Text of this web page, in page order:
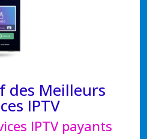
des Meilleurs
IPTV
IPTV payants